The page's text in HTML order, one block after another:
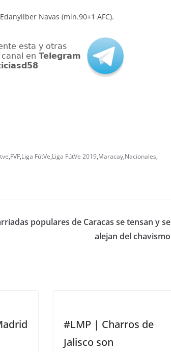
Navas (min.90+1 AFC).
,FVF,Liga FútVe,Liga FútVe 2019,Maracay,Nacionales,
populares de Caracas se tensan y se
alejan del chavismo
#LMP | Charros de
Jalisco son